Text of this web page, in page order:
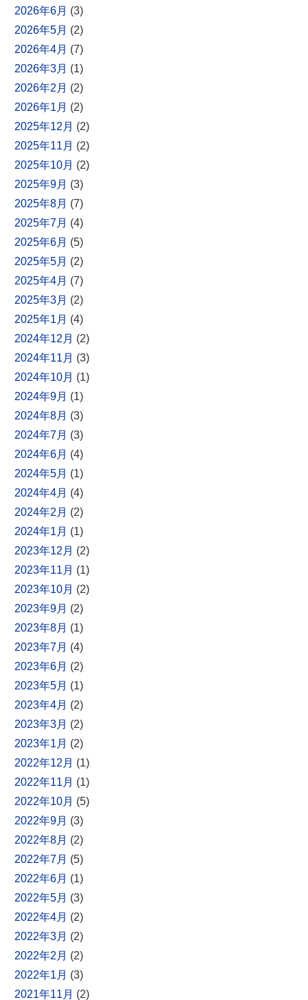
2026年6月 (3)
2026年5月 (2)
2026年4月 (7)
2026年3月 (1)
2026年2月 (2)
2026年1月 (2)
2025年12月 (2)
2025年11月 (2)
2025年10月 (2)
2025年9月 (3)
2025年8月 (7)
2025年7月 (4)
2025年6月 (5)
2025年5月 (2)
2025年4月 (7)
2025年3月 (2)
2025年1月 (4)
2024年12月 (2)
2024年11月 (3)
2024年10月 (1)
2024年9月 (1)
2024年8月 (3)
2024年7月 (3)
2024年6月 (4)
2024年5月 (1)
2024年4月 (4)
2024年2月 (2)
2024年1月 (1)
2023年12月 (2)
2023年11月 (1)
2023年10月 (2)
2023年9月 (2)
2023年8月 (1)
2023年7月 (4)
2023年6月 (2)
2023年5月 (1)
2023年4月 (2)
2023年3月 (2)
2023年1月 (2)
2022年12月 (1)
2022年11月 (1)
2022年10月 (5)
2022年9月 (3)
2022年8月 (2)
2022年7月 (5)
2022年6月 (1)
2022年5月 (3)
2022年4月 (2)
2022年3月 (2)
2022年2月 (2)
2022年1月 (3)
2021年11月 (2)